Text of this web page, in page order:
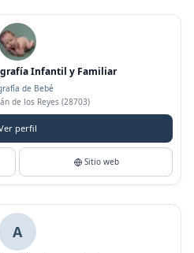
Infantil y Familiar
de Bebé
de los Reyes(28703)
perfil
Sitio web
A